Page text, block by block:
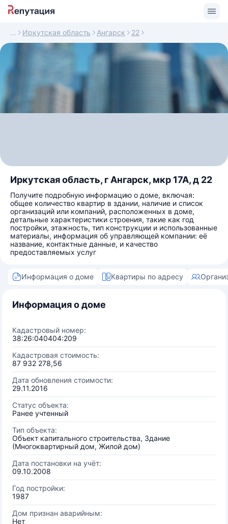
Иркутская область Ангарск 22
Иркутская область, г Ангарск, мкр 17А, д 22
Получите подробную информацию о доме, включая:
общее количество квартир в здании, наличие и список
организаций или компаний, расположенных в доме,
детальные характеристики строения, такие как год
постройки, этажность, тип конструкции и использованные
материалы, информация об управляющей компании: её
название, контактные данные, и качество
предоставляемых услуг
Информация о доме Квартиры по адресу
Информация о доме
Кадастровый номер:
38:26:040404:209
Кадастровая стоимость:
87 932 278,56
Дата обновления стоимости:
29.11.2016
Статус объекта:
Ранее учтенный
Тип объекта:
Объект капитального строительства, Здание
(Многоквартирный дом, Жилой дом)
Дата постановки на учёт:
09.10.2008
Год постройки:
1987
Дом признан аварийным:
Нет